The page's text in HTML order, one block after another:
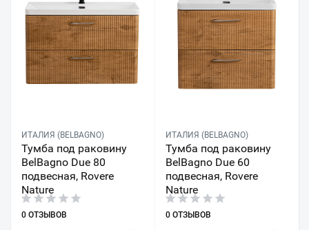
ИТАЛИЯ (BELBAGNO)
Тумба под раковину
BelBagno Due 80
подвесная, Rovere
Nature
0 ОТЗЫВОВ
ИТАЛИЯ (BELBAGNO)
Тумба под раковину
BelBagno Due 60
подвесная, Rovere
Nature
0 ОТЗЫВОВ